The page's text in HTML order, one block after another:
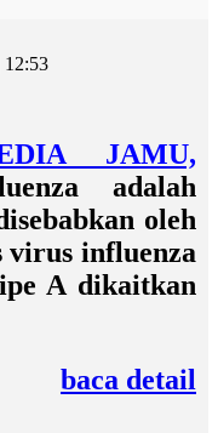
12:53
JAMU,
adalah
oleh
virus influenza
A dikaitkan
baca detail